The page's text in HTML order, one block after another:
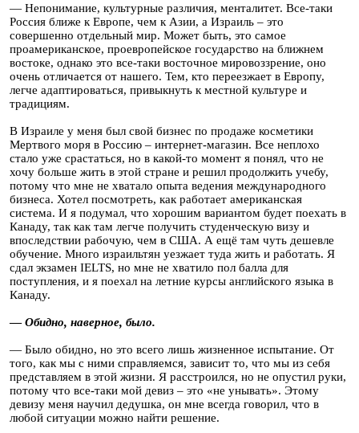
— Непонимание, культурные различия, менталитет. Все-таки
Россия ближе к Европе, чем к Азии, а Израиль – это
совершенно отдельный мир. Может быть, это самое
проамериканское, проевропейское государство на ближнем
востоке, однако это все-таки восточное мировоззрение, оно
очень отличается от нашего. Тем, кто переезжает в Европу,
легче адаптироваться, привыкнуть к местной культуре и
традициям.
В Израиле у меня был свой бизнес по продаже косметики
Мертвого моря в Россию – интернет-магазин. Все неплохо
стало уже срастаться, но в какой-то момент я понял, что не
хочу больше жить в этой стране и решил продолжить учебу,
потому что мне не хватало опыта ведения международного
бизнеса. Хотел посмотреть, как работает американская
система. И я подумал, что хорошим вариантом будет поехать в
Канаду, так как там легче получить студенческую визу и
впоследствии рабочую, чем в США. А ещё там чуть дешевле
обучение. Много израильтян уезжает туда жить и работать. Я
сдал экзамен IELTS, но мне не хватило пол балла для
поступления, и я поехал на летние курсы английского языка в
Канаду.
—Обидно, наверное, было.
— Было обидно, но это всего лишь жизненное испытание. От
того, как мы с ними справляемся, зависит то, что мы из себя
представляем в этой жизни. Я расстроился, но не опустил руки,
потому что все-таки мой девиз – это «не унывать». Этому
девизу меня научил дедушка, он мне всегда говорил, что в
любой ситуации можно найти решение.